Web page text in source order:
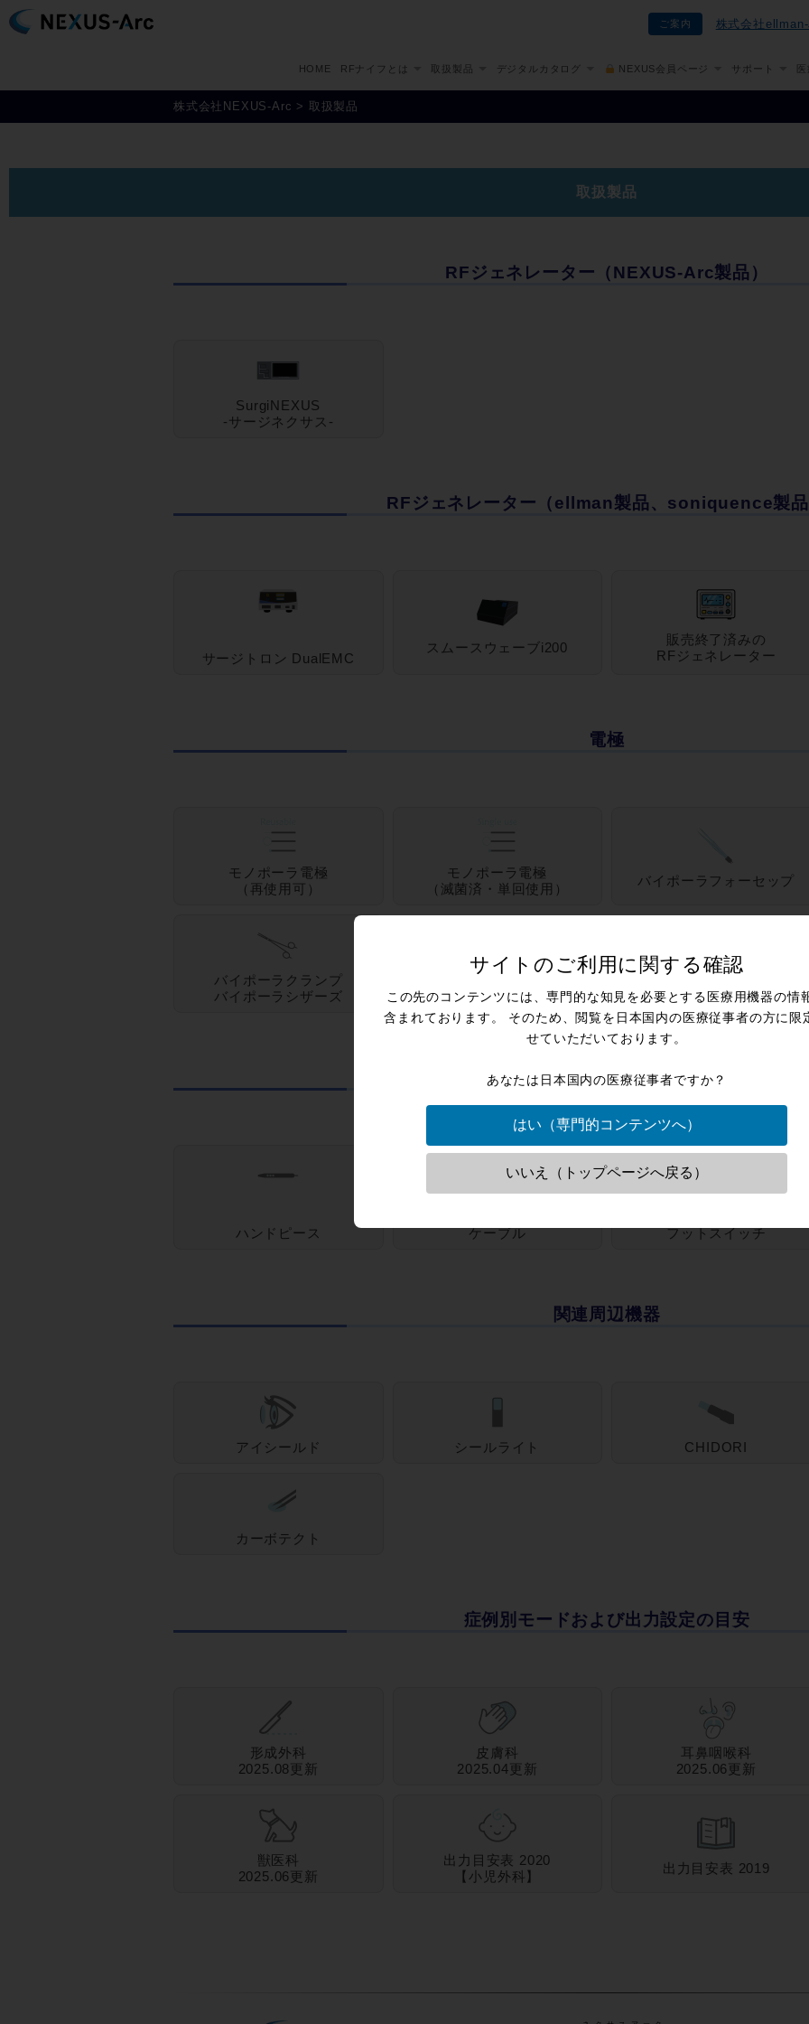
HOME RFナイフとは 取扱製品 デジタルカタログ NEXUS会員ページ サポート
ご案内 株式会社
株式会社NEXUS-Arc > 取扱製品
取扱製品
RFジェネレーター（NEXUS-Arc製品）
SurgiNEXUS
-サージネクサス-
RFジェネレーター（ellman製品、soniquence製
サージトロン DualEMC
スムースウェーブi200
販売終了済みの
RFジェネレーター
電極
モノポーラ電極
（再使用可）
モノポーラ電極
（滅菌済・単回使用）
バイポーラフォーセップ
バイポーラクランプ
バイポーラシザーズ
ケーブル類
ハンドピース ケーブル フットスイッチ
関連周辺機器
アイシールド シールライト CHIDORI
カーボテクト
症例別モードおよび出力設定の目安
形成外科
2025.08更新
皮膚科
2025.04更新
耳鼻咽喉科
2025.06更新
獣医科
2025.06更新
出力目安表 2020
【小児外科】
出力目安表 2019
サイトのご利用に関する確認
この先のコンテンツには、専門的な知見を必要とする医療用機器の情
含まれております。 そのため、閲覧を日本国内の医療従事者の方に限
せていただいております。
あなたは日本国内の医療従事者ですか？
はい（専門的コンテンツへ）
いいえ（トップページへ戻る）